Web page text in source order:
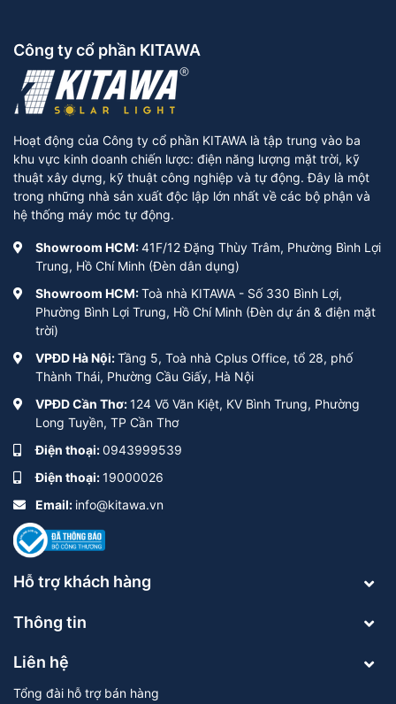
1.4 Bộ điều khiển
Bộ điều khiển thông minh là trung tâm điều khiển
của đèn năng lượng mặt trời, sẽ tự động bật đèn
điện khi pin được sạc đầy, tránh sự quá tải.
2. Nguyên lý hoạt động đèn năng lượng mặt trời
pin năng lượng mặt trời sau đó, chuyển hoá thành
điện năng và chuyển vào pin dự trữ. Vào ban
Công ty cổ phần KITAWA
Hoạt động của Công ty cổ phần KITAWA là tập trung vào ba
khu vực kinh doanh chiến lược: điện năng lượng mặt trời, kỹ
thuật xây dựng, kỹ thuật công nghiệp và tự động. Đây là một
trong những nhà sản xuất độc lập lớn nhất về các bộ phận và
hệ thống máy móc tự động.
Showroom HCM:41F/12 Đặng Thùy Trâm, Phường Bình Lợi
Trung, Hồ Chí Minh (Đèn dân dụng)
Showroom HCM:Toà nhà KITAWA - Số 330 Bình Lợi,
Phường Bình Lợi Trung, Hồ Chí Minh (Đèn dự án & điện mặt
trời)
VPĐD Hà Nội:Tầng 5, Toà nhà Cplus Office, tổ 28, phố
Thành Thái, Phường Cầu Giấy, Hà Nội
VPĐD Cần Thơ:124 Võ Văn Kiệt, KV Bình Trung, Phường
Long Tuyền, TP Cần Thơ
Điện thoại:0943999539
Điện thoại:19000026
Email: info@kitawa.vn
Hỗ trợ khách hàng
Thông tin
Liên hệ
Tổng đài hỗ trợ bán hàng